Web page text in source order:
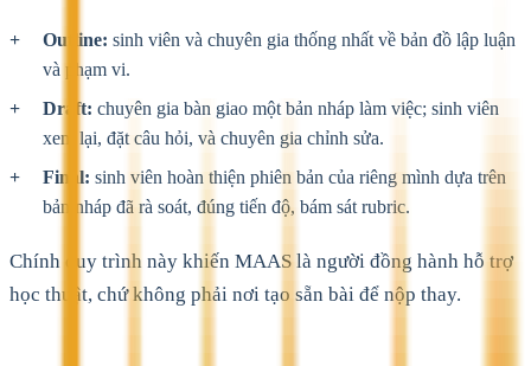
Outline: sinh viên và chuyên gia thống nhất về bản đồ lập luận
và phạm vi.
Draft: chuyên gia bàn giao một bản nháp làm việc; sinh viên
xem lại, đặt câu hỏi, và chuyên gia chỉnh sửa.
Final: sinh viên hoàn thiện phiên bản của riêng mình dựa trên
bản nháp đã rà soát, đúng tiến độ, bám sát rubric.
Chính quy trình này khiến MAAS là người đồng hành hỗ trợ
học thuật, chứ không phải nơi tạo sẵn bài để nộp thay.